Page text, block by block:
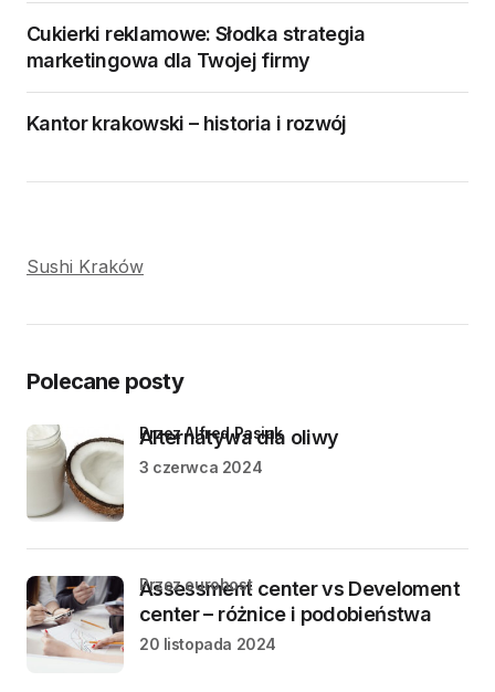
Cukierki reklamowe: Słodka strategia
marketingowa dla Twojej firmy
Kantor krakowski – historia i rozwój
Sushi Kraków
Polecane posty
Alternatywa dla oliwy
przez Alfred Pasiak
3 czerwca 2024
Assessment center vs Develoment
center – różnice i podobieństwa
przez eurohost
20 listopada 2024